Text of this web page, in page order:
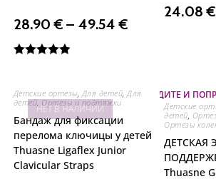
28.90€ – 49.54€
24.08€
НЕТ В НАЛИЧИИ
Детские ортезы, Для детей,Для
детей,Ортезы и подтяжки
Бандаж для фиксации
перелома ключицы у детей
Thuasne Ligaflex Junior
Clavicular Straps
⛐ ПРИХОДИТЕ И
Детские
детей,
Ортезы
ДЕТСКАЯ
Thuasne